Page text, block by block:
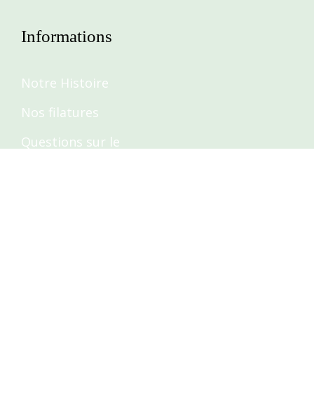
Informations
Notre Histoire
Nos filatures
Questions sur le